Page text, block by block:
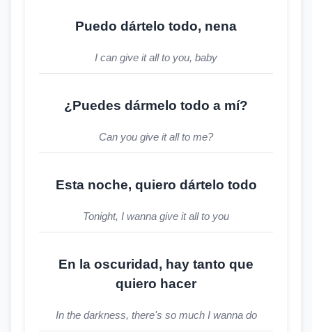
Puedo dártelo todo, nena
I can give it all to you, baby
¿Puedes dármelo todo a mí?
Can you give it all to me?
Esta noche, quiero dártelo todo
Tonight, I wanna give it all to you
En la oscuridad, hay tanto que
quiero hacer
In the darkness, there's so much I wanna do